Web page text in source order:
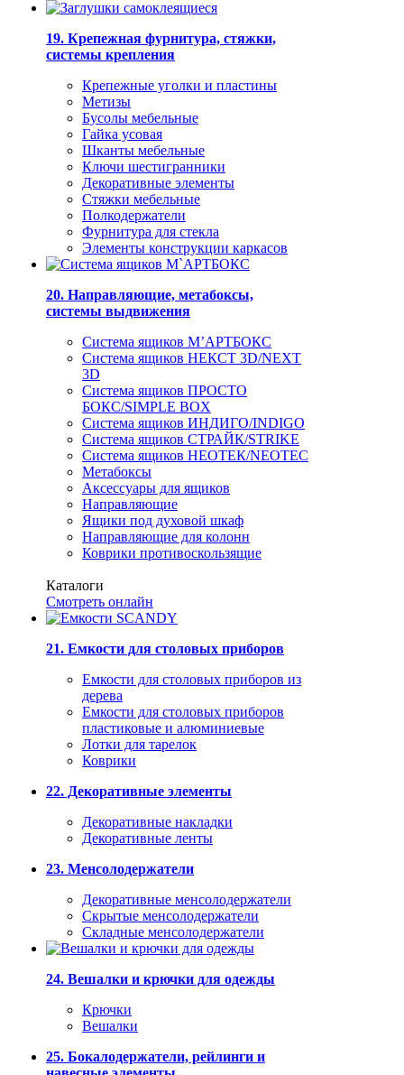
19. Крепежная фурнитура, стяжки,
системы крепления
Крепежные уголки и пластины
Метизы
Бусолы мебельные
Гайка усовая
Шканты мебельные
Ключи шестигранники
Декоративные элементы
Стяжки мебельные
Полкодержатели
Фурнитура для стекла
Элементы конструкции каркасов
20. Направляющие, метабоксы,
системы выдвижения
Система ящиков М’АРТБОКС
Система ящиков НЕКСТ 3D/NEXT
3D
Система ящиков ПРОСТО
БОКС/SIMPLE BOX
Система ящиков ИНДИГО/INDIGO
Система ящиков СТРАЙК/STRIKE
Система ящиков НЕОТЕК/NEOTEC
Метабоксы
Аксессуары для ящиков
Направляющие
Ящики под духовой шкаф
Направляющие для колонн
Коврики противоскользящие
Каталоги
Смотреть онлайн
21. Емкости для столовых приборов
Емкости для столовых приборов из
дерева
Емкости для столовых приборов
пластиковые и алюминиевые
Лотки для тарелок
Коврики
22. Декоративные элементы
Декоративные накладки
Декоративные ленты
23. Менсолодержатели
Декоративные менсолодержатели
Скрытые менсолодержатели
Складные менсолодержатели
24. Вешалки и крючки для одежды
Крючки
Вешалки
25. Бокалодержатели, рейлинги и